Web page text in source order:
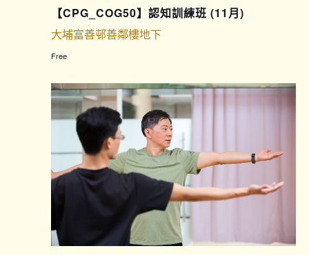
【CPG_COG50】認知訓練班 (11月)
大埔富善邨善鄰樓地下
Free